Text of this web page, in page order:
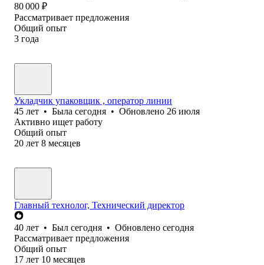
80 000 ₽
Рассматривает предложения
Общий опыт
3 года
Укладчик упаковщик , оператор линии
45 лет • Была сегодня • Обновлено 26 июля
Активно ищет работу
Общий опыт
20 лет 8 месяцев
Главный технолог, Технический директор
40 лет • Был сегодня • Обновлено сегодня
Рассматривает предложения
Общий опыт
17 лет 10 месяцев